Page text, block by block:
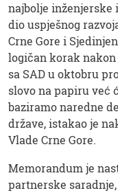
najbolje inženjerske
dio uspješnog
Crne Gore i
logičan korak
sa SAD u oktobru
slovo na papiru već
baziramo naredne
države, istakao je
Vlade Crne Gore.
Memorandum je
partnerske